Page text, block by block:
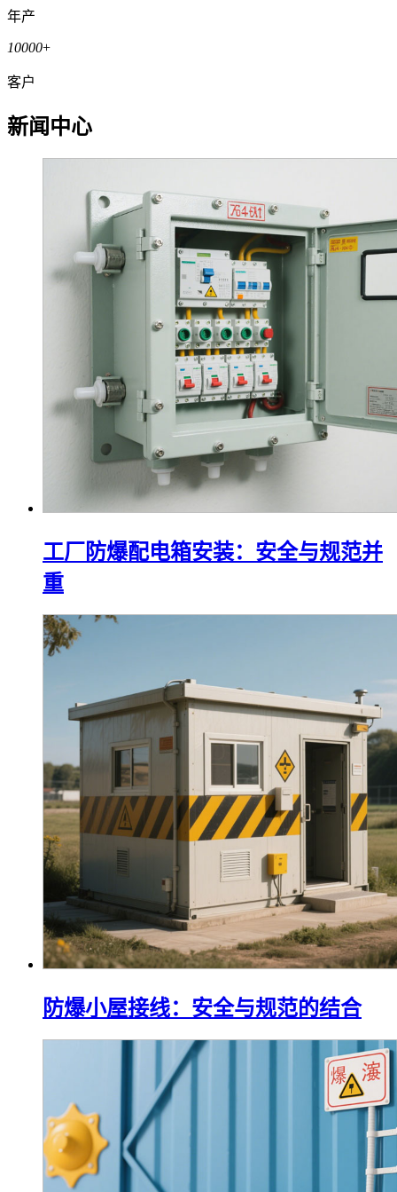
年产
10000+
客户
新闻中心
工厂防爆配电箱安装：安全与规范并
重
防爆小屋接线：安全与规范的结合